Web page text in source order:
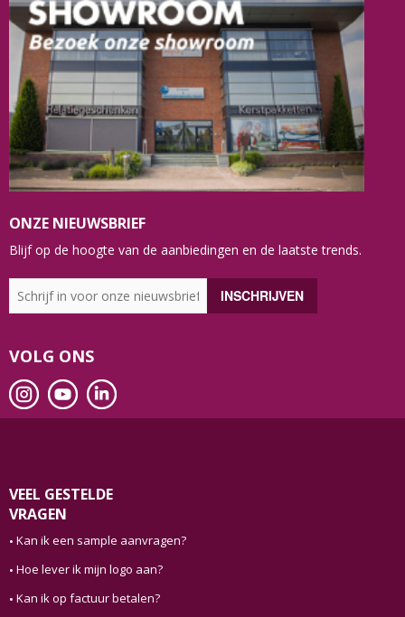
ONZE NIEUWSBRIEF
Blijf op de hoogte van de aanbiedingen en de laatste trends.
VOLG ONS
VEEL GESTELDE
VRAGEN
Kan ik een sample aanvragen?
Hoe lever ik mijn logo aan?
Kan ik op factuur betalen?